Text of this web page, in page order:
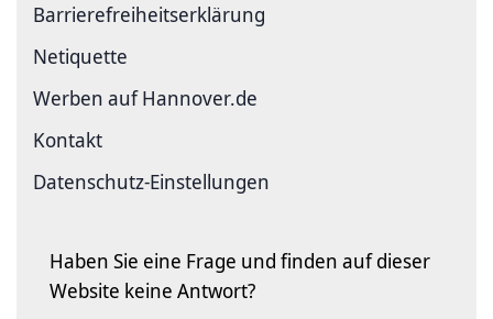
Barriere­freiheits­erklärung
Netiquette
Werben auf Hannover.de
Kontakt
Datenschutz-Einstellungen
Haben Sie eine Frage und finden auf dieser
Website keine Antwort?